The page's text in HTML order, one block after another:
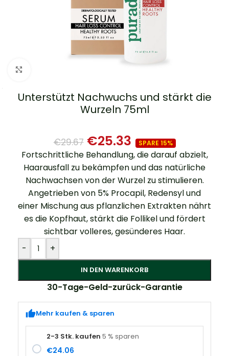
Anti-Haarausfall & Gesundes Haar Serum –
Unterstützt Nachwuchs und stärkt die
Wurzeln 75ml
€29.67 €25.33 SPARE 15%
Fortschrittliche Behandlung, die darauf abzielt,
Haarausfall zu bekämpfen und das natürliche
Nachwachsen von der Wurzel zu stimulieren.
Angetrieben von 5% Procapil, Redensyl und
einer Mischung aus pflanzlichen Extrakten nährt
es die Kopfhaut, stärkt die Follikel und fördert
sichtbar volleres, gesünderes Haar.
-
+
IN DEN WARENKORB
Alternative:
30-Tage-Geld-zurück-Garantie
Mehr kaufen & sparen
2-3 Stk. kaufen 5 % sparen
€24.06